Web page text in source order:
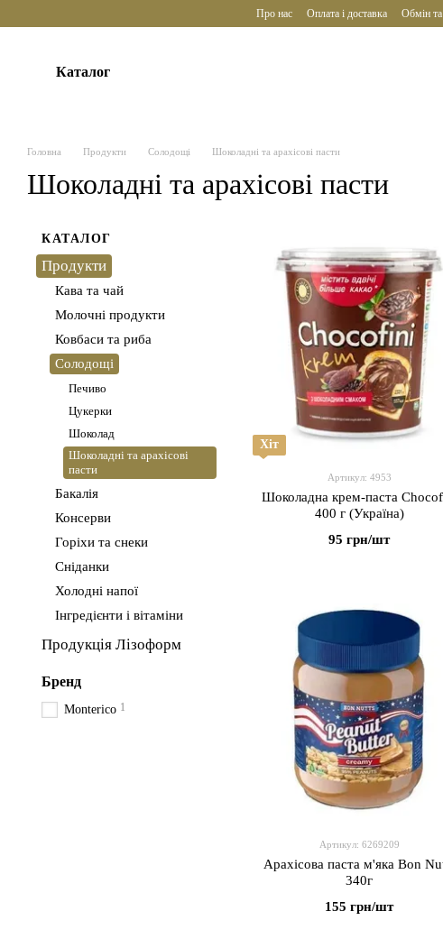
Про нас Оплата і доставка Обмін
Каталог
Головна Продукти Солодощі Шоколадні та арахісові пасти
Шоколадні та арахісові пасти
Хіт
Артикул: 4953
Шоколадна крем-паста
400 г (Україна)
95 грн/шт
Артикул: 6269209
Арахісова паста м'яка Bon
340г
155 грн/шт
КАТАЛОГ
Продукти
Кава та чай
Молочні продукти
Ковбаси та риба
Солодощі
Печиво
Цукерки
Шоколад
Шоколадні та арахісові
пасти
Бакалія
Консерви
Горіхи та снеки
Сніданки
Холодні напої
Інгредієнти і вітаміни
Продукція Лізоформ
Бренд
Monterico 1